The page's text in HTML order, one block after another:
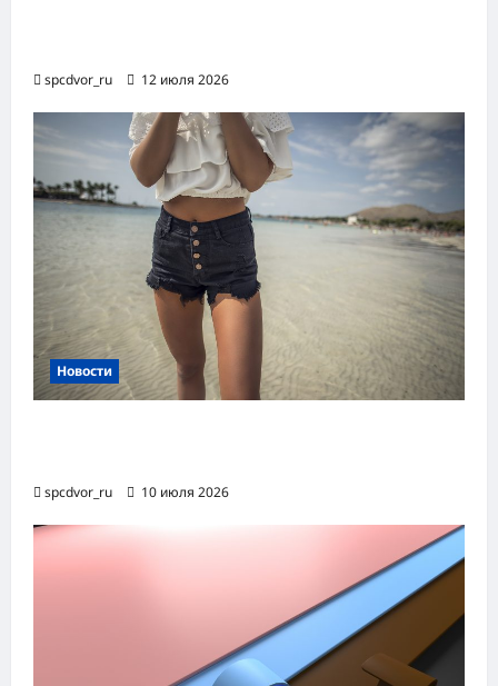
spcdvor_ru 12 июля 2026
Новости
spcdvor_ru 10 июля 2026